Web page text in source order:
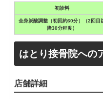
初診料
全身炭酸調整（初回約60分）（2回目
降30分程度）
はとり接骨院への
店舗詳細